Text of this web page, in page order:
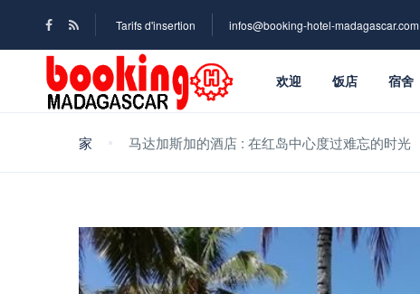
Tarifs d'insertion infos@booking-hotel-madagascar.com
欢迎 饭店 宿舍
家 马达加斯加的酒店 : 在红岛中心度过难忘的时光